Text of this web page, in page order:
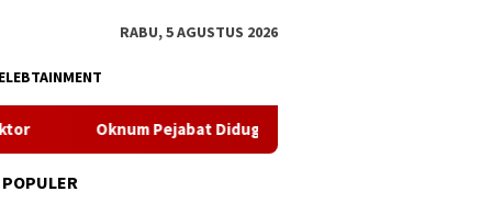
RABU, 5 AGUSTUS 2026
Pejabat Diduga Nepotisme Angkat Anak Kandung Jadi Supir